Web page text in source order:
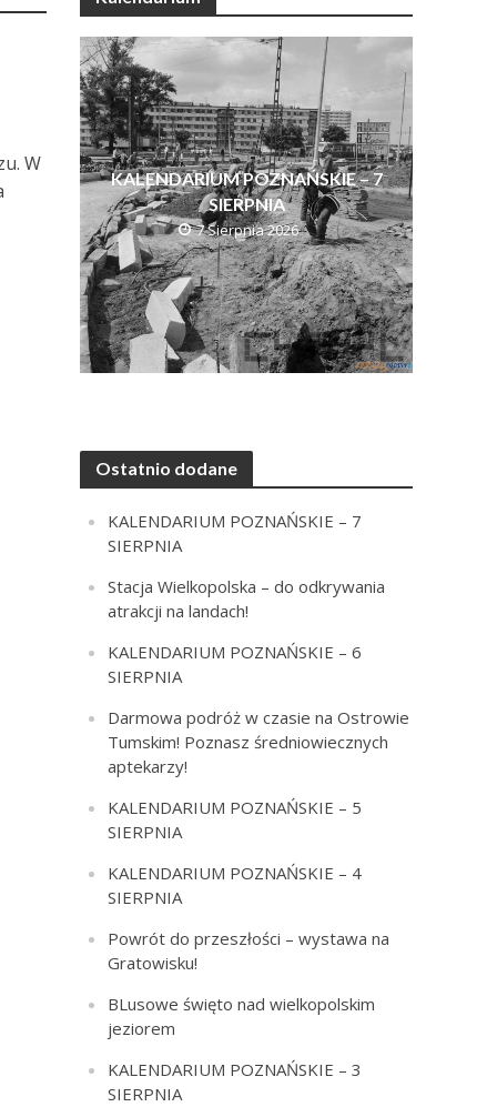
W
KALENDARIUM POZNAŃSKIE – 7
SIERPNIA
7 Sierpnia 2026
Ostatnio dodane
KALENDARIUM POZNAŃSKIE – 7
SIERPNIA
Stacja Wielkopolska – do odkrywania
atrakcji na landach!
KALENDARIUM POZNAŃSKIE – 6
SIERPNIA
Darmowa podróż w czasie na Ostrowie
Tumskim! Poznasz średniowiecznych
aptekarzy!
KALENDARIUM POZNAŃSKIE – 5
SIERPNIA
KALENDARIUM POZNAŃSKIE – 4
SIERPNIA
Powrót do przeszłości – wystawa na
Gratowisku!
BLusowe święto nad wielkopolskim
jeziorem
KALENDARIUM POZNAŃSKIE – 3
SIERPNIA